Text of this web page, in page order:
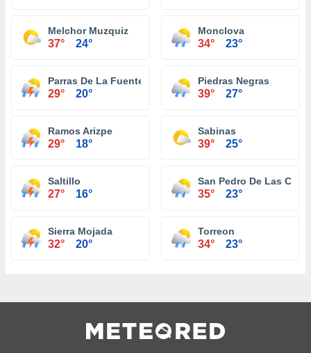
Melchor Muzquiz
37° 24°
Monclova
34° 23°
Parras De La Fuente
29° 20°
Piedras Negras
39° 27°
Ramos Arizpe
29° 18°
Sabinas
39° 25°
Saltillo
27° 16°
San Pedro De Las
35° 23°
Sierra Mojada
32° 20°
Torreon
34° 23°